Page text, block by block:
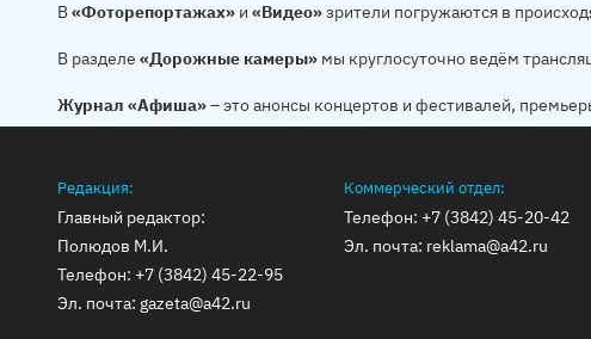
В«Фоторепортажах» и «Видео»зрители погружаются в
В разделе «Дорожные камеры» мы круглосуточно ведём
Журнал «Афиша»– это анонсы концертов и фестивалей,
Редакция:
Главный редактор:
Полюдов М.И.
Телефон: +7 (3842) 45-22-95
Эл. почта: gazeta@a42.ru
Коммерческий отдел:
Телефон: +7 (3842) 45-20-42
Эл. почта: reklama@a42.ru